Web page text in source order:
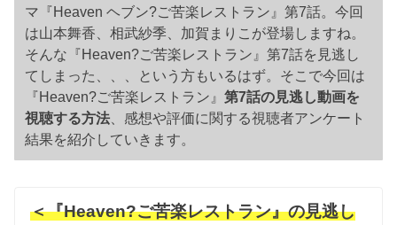
マ『Heaven ヘブン?ご苦楽レストラン』第7話。今回
は山本舞香、相武紗季、加賀まりこが登場しますね。
そんな『Heaven?ご苦楽レストラン』第7話を見逃し
てしまった、、、という方もいるはず。そこで今回は
『Heaven?ご苦楽レストラン』第7話の見逃し動画を
視聴する方法 、感想や評価に関する視聴者アンケート
結果を紹介していきます。
＜『Heaven?ご苦楽レストラン』の見逃し